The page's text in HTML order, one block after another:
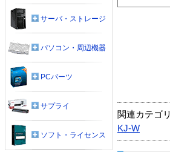
関連カテゴリ
KJ-W
サーバ・ストレージ
パソコン・周辺機器
PCパーツ
サプライ
ソフト・ライセンス